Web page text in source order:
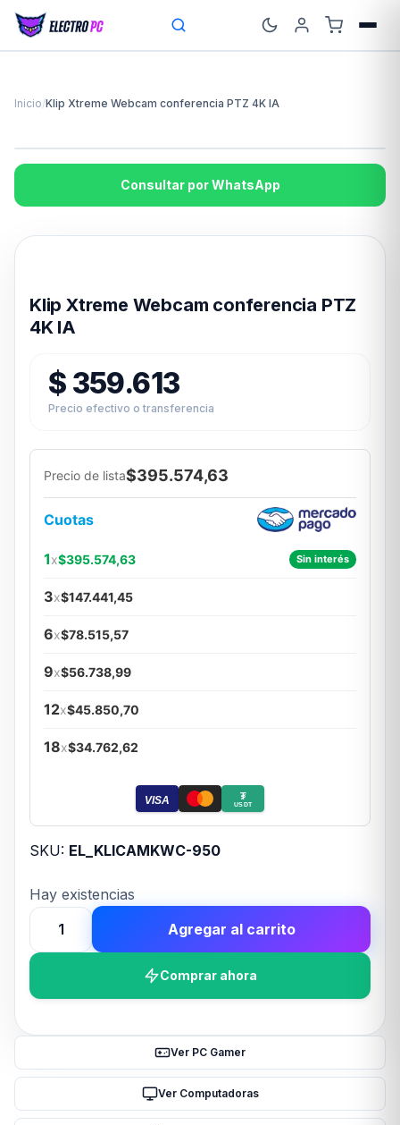
Inicio/Klip Xtreme Webcam conferencia PTZ 4K IA
Consultar por WhatsApp
Klip Xtreme Webcam conferencia PTZ
4K IA
$ 359.613
Precio efectivo o transferencia
Precio de lista$395.574,63
Cuotas
1x$395.574,63 Sin interés
3x$147.441,45
6x$78.515,57
9x$56.738,99
12x$45.850,70
18x$34.762,62
VISA ₮
USDT
SKU: EL_KLICAMKWC-950
Hay existencias
Xtreme
IA
Agregar al carrito
Comprar ahora
Ver PC Gamer
Ver Computadoras